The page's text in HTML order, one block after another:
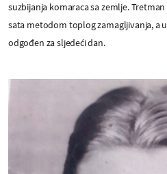
suzbijanja komaraca sa zemlje.
sata metodom toplog zamagljivanja, a
odgođen za sljedeći dan.